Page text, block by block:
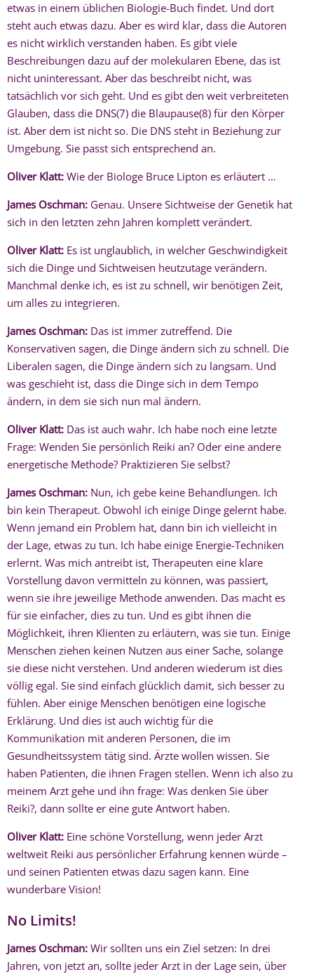
etwas in einem üblichen Biologie-Buch findet. Und dort
steht auch etwas dazu. Aber es wird klar, dass die Autoren
es nicht wirklich verstanden haben. Es gibt viele
Beschreibungen dazu auf der molekularen Ebene, das ist
nicht uninteressant. Aber das beschreibt nicht, was
tatsächlich vor sich geht. Und es gibt den weit verbreiteten
Glauben, dass die DNS(7) die Blaupause(8) für den Körper
ist. Aber dem ist nicht so. Die DNS steht in Beziehung zur
Umgebung. Sie passt sich entsprechend an.
Oliver Klatt: Wie der Biologe Bruce Lipton es erläutert …
James Oschman: Genau. Unsere Sichtweise der Genetik hat
sich in den letzten zehn Jahren komplett verändert.
Oliver Klatt: Es ist unglaublich, in welcher Geschwindigkeit
sich die Dinge und Sichtweisen heutzutage verändern.
Manchmal denke ich, es ist zu schnell, wir benötigen Zeit,
um alles zu integrieren.
James Oschman: Das ist immer zutreffend. Die
Konservativen sagen, die Dinge ändern sich zu schnell. Die
Liberalen sagen, die Dinge ändern sich zu langsam. Und
was geschieht ist, dass die Dinge sich in dem Tempo
ändern, in dem sie sich nun mal ändern.
Oliver Klatt: Das ist auch wahr. Ich habe noch eine letzte
Frage: Wenden Sie persönlich Reiki an? Oder eine andere
energetische Methode? Praktizieren Sie selbst?
James Oschman: Nun, ich gebe keine Behandlungen. Ich
bin kein Therapeut. Obwohl ich einige Dinge gelernt habe.
Wenn jemand ein Problem hat, dann bin ich vielleicht in
der Lage, etwas zu tun. Ich habe einige Energie-Techniken
erlernt. Was mich antreibt ist, Therapeuten eine klare
Vorstellung davon vermitteln zu können, was passiert,
wenn sie ihre jeweilige Methode anwenden. Das macht es
für sie einfacher, dies zu tun. Und es gibt ihnen die
Möglichkeit, ihren Klienten zu erläutern, was sie tun. Einige
Menschen ziehen keinen Nutzen aus einer Sache, solange
sie diese nicht verstehen. Und anderen wiederum ist dies
völlig egal. Sie sind einfach glücklich damit, sich besser zu
fühlen. Aber einige Menschen benötigen eine logische
Erklärung. Und dies ist auch wichtig für die
Kommunikation mit anderen Personen, die im
Gesundheitssystem tätig sind. Ärzte wollen wissen. Sie
haben Patienten, die ihnen Fragen stellen. Wenn ich also zu
meinem Arzt gehe und ihn frage: Was denken Sie über
Reiki?, dann sollte er eine gute Antwort haben.
Oliver Klatt: Eine schöne Vorstellung, wenn jeder Arzt
weltweit Reiki aus persönlicher Erfahrung kennen würde –
und seinen Patienten etwas dazu sagen kann. Eine
wunderbare Vision!
No Limits!
James Oschman: Wir sollten uns ein Ziel setzen: In drei
Jahren, von jetzt an, sollte jeder Arzt in der Lage sein, über